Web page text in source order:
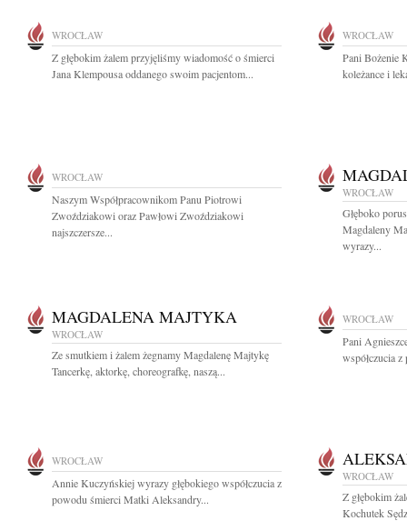
WROCŁAW
Z głębokim żalem przyjęliśmy wiadomość o śmierci
Jana Klempousa oddanego swoim pacjentom...
WROCŁAW
Pani Bożenie
koleżance i
WROCŁAW
Naszym Współpracownikom Panu Piotrowi
Zwoździakowi oraz Pawłowi Zwoździakowi
najszczersze...
WROCŁAW
Głęboko
Magdaleny
wyrazy...
MAGDALENA MAJTYKA
WROCŁAW
Ze smutkiem i żalem żegnamy Magdalenę Majtykę
Tancerkę, aktorkę, choreografkę, naszą...
WROCŁAW
Pani
współczucia
WROCŁAW
Annie Kuczyńskiej wyrazy głębokiego współczucia z
powodu śmierci Matki Aleksandry...
WROCŁAW
Z głębokim
Kochutek